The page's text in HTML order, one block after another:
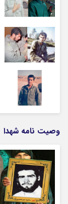
وصیت نامه شهدا